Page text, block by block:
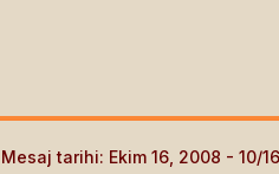
Mesaj tarihi: Ekim 16, 2008